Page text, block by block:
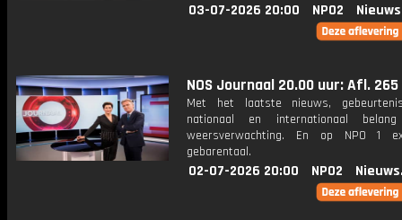
03-07-2026 20:00 NPO2
NOS Journaal 20.00 uur: Afl. 265
Met het laatste nieuws,
nationaal en internationaal
weersverwachting. En op NPO 1
gebarentaal.
02-07-2026 20:00 NPO2